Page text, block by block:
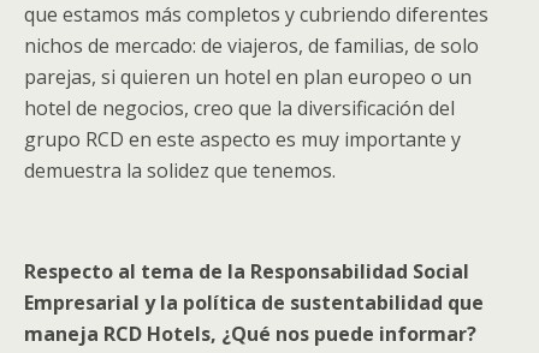
que estamos más completos y cubriendo diferentes
nichos de mercado: de viajeros, de familias, de solo
parejas, si quieren un hotel en plan europeo o un
hotel de negocios, creo que la diversificación del
grupo RCD en este aspecto es muy importante y
demuestra la solidez que tenemos.
Respecto al tema de la Responsabilidad Social
Empresarial y la política de sustentabilidad que
maneja RCD Hotels, ¿Qué nos puede informar?